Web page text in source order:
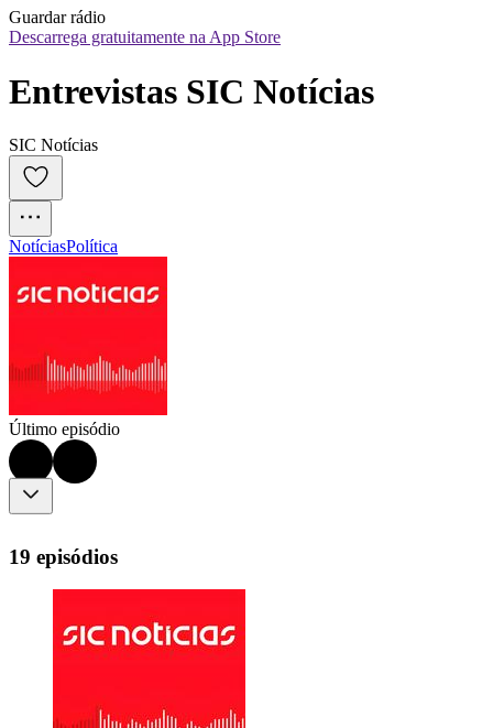
Guardar rádio
Descarrega gratuitamente na App Store
Entrevistas SIC Notícias
SIC Notícias
NotíciasPolítica
Último episódio
19 episódios